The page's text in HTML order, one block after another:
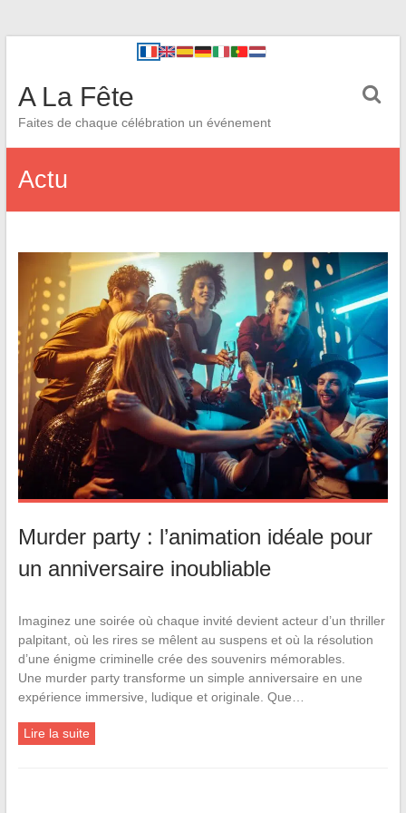
A La Fête
Faites de chaque célébration un événement
Actu
Murder party : l’animation idéale pour
un anniversaire inoubliable
Imaginez une soirée où chaque invité devient acteur d’un thriller
palpitant, où les rires se mêlent au suspens et où la résolution
d’une énigme criminelle crée des souvenirs mémorables.
Une murder party transforme un simple anniversaire en une
expérience immersive, ludique et originale. Que…
Lire la suite